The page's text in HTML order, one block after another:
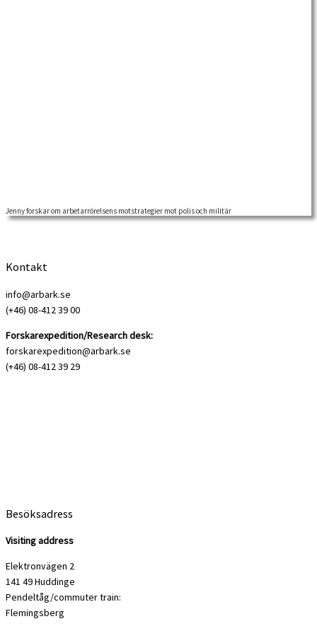
Jenny forskar om arbetarrörelsens motstrategier mot polis och militär
Kontakt
info@arbark.se
(+46) 08-412 39 00
Forskarexpedition/Research desk:
forskarexpedition@arbark.se
(+46) 08-412 39 29
Besöksadress
Visiting address
Elektronvägen 2
141 49 Huddinge
Pendeltåg/commuter train:
Flemingsberg